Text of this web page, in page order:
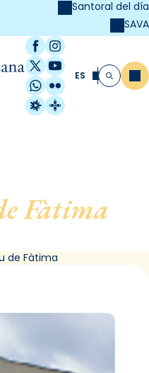
Santoral del día
SAVA
Facebook
Instagram
X / Twitter
YouTube
WhatsApp
Flickr
Radio Estel
Catalunya
ES Buscar
Fàtima
de Fàtima